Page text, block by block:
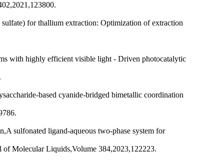
for thallium extraction: Optimization of extraction
with highly efficient visible light - Driven photocatalytic
based cyanide-bridged bimetallic coordination
sulfonated ligand-aqueous two-phase system for
of Molecular Liquids,Volume 384,2023,122223.